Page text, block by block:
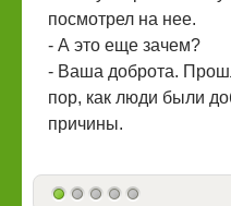
посмотрел на нее.
- А это еще зачем?
- Ваша доброта.
пор, как люди были
причины.